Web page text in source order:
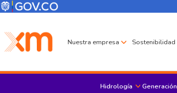
Pasar al contenido principal
Menú Corporativo
Menú de encabezado
Nuestra empresa Sostenibilidad
Hidrología Generación